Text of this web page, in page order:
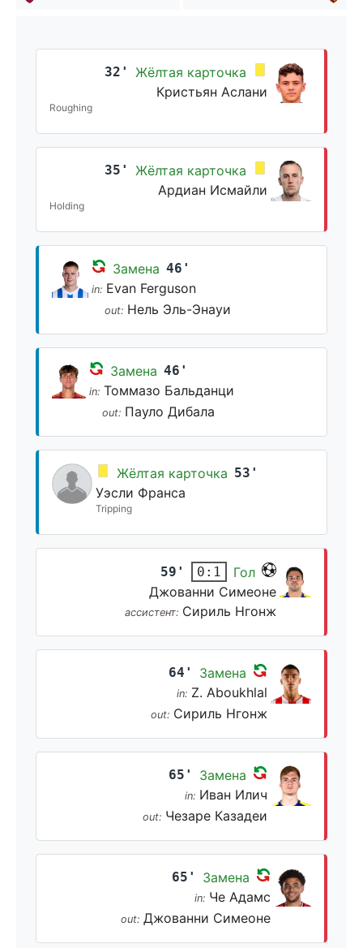
32'
Жёлтая карточка
Кристьян Аслани
Roughing
35'
Жёлтая карточка
Ардиан Исмайли
Holding
Замена 46'
in: Evan Ferguson
out: Нель Эль-Энауи
Замена 46'
in: Томмазо Бальданци
out: Пауло Дибала
Жёлтая карточка 53'
Уэсли Франса
Tripping
59' 0:1
Гол
Джованни Симеоне
ассистент: Сириль Нгонж
64' Замена
in: Z. Aboukhlal
out: Сириль Нгонж
65' Замена
in: Иван Илич
out: Чезаре Казадеи
65' Замена
in: Че Адамс
out: Джованни Симеоне